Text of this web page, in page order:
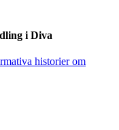
i Diva
historier om